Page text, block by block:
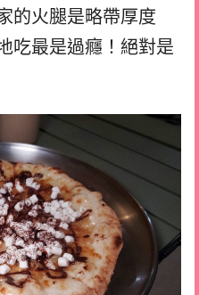
的火腿是略帶厚度
吃最是過癮！絕對是